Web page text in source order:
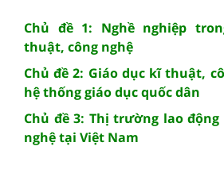
Chủ đề 1: Nghề nghiệp
thuật, công nghệ
Chủ đề 2: Giáo dục kĩ thuật,
hệ thống giáo dục quốc dân
Chủ đề 3: Thị trường lao
nghệ tại Việt Nam